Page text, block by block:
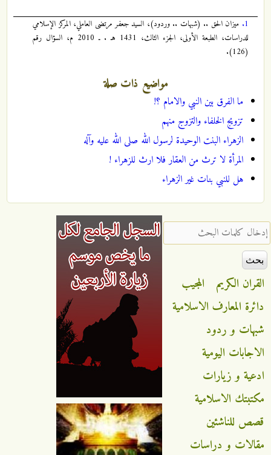
1. ميزان الحق .. (شبهات .. وردود)، السيد جعفر مرتضى العاملي، المركز الإسلامي
للدراسات، الطبعة الأولى، الجزء الثالث، 1431 هـ . ـ 2010 م، السؤال رقم
(126).
مواضيع ذات صلة
ما الفرق بين النبي والامام ؟!
تزويج الخلفاء والتزوج منهم
الزهراء البنت الوحيدة لرسول الله صلى الله عليه وآله
المرأة لا ترث من العقار فلا ارث للزهراء !
هل للنبي بنات غير الزهراء
‏إدخال كلمات البحث ‏
القران الكريم
المجيب
دائرة المعارف الاسلامية
شبهات و ردود
الاجابات اليومية
ادعية و زيارات
مكتبتك الاسلامية
قصص للناشئين
مقالات و دراسات